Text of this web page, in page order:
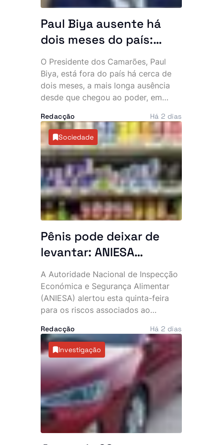
Paul Biya ausente há
dois meses do país:
Presidente mais velho
do mundo desaparece
da cena pública e
oposição exige
explicações
O Presidente dos Camarões, Paul
Biya, está fora do país há cerca de
dois meses, a mais longa ausência
desde que chegou ao poder, em
Europa intensificou as críticas da
oposição e voltou a alimentar
especulações sobre o estado de
saúde do chefe de Estado, de 93
anos.
Redacção Há 2 dias
Sociedade
Pênis pode deixar de
levantar: ANIESA
desaconselha consumo
de Power Plus e Motu
Rouge após descoberta
de substâncias
impróprias
A Autoridade Nacional de Inspecção
Económica e Segurança Alimentar
(ANIESA) alertou esta quinta-feira
para os riscos associados ao
Power Plus e Motu Rouge, depois de
análises laboratoriais terem
detectado a presença não declarada
de sildenafila, um medicamento
sujeito a prescrição médica utilizado
no tratamento da disfunção eréctil. A
entidade recomenda que os
consumidores deixem de ingerir
estes produtos e ordenou a sua
Redacção Há 2 dias
Investigação